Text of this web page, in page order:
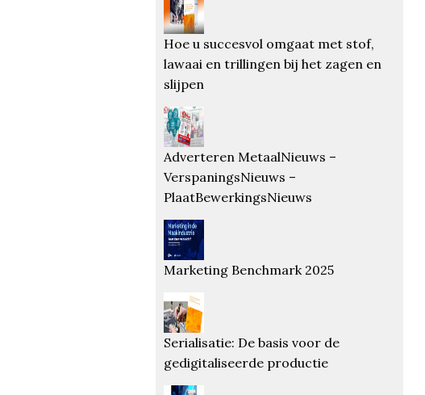
Hoe u succesvol omgaat met stof,
lawaai en trillingen bij het zagen en
slijpen
Adverteren MetaalNieuws –
VerspaningsNieuws –
PlaatBewerkingsNieuws
Marketing Benchmark 2025
Serialisatie: De basis voor de
gedigitaliseerde productie